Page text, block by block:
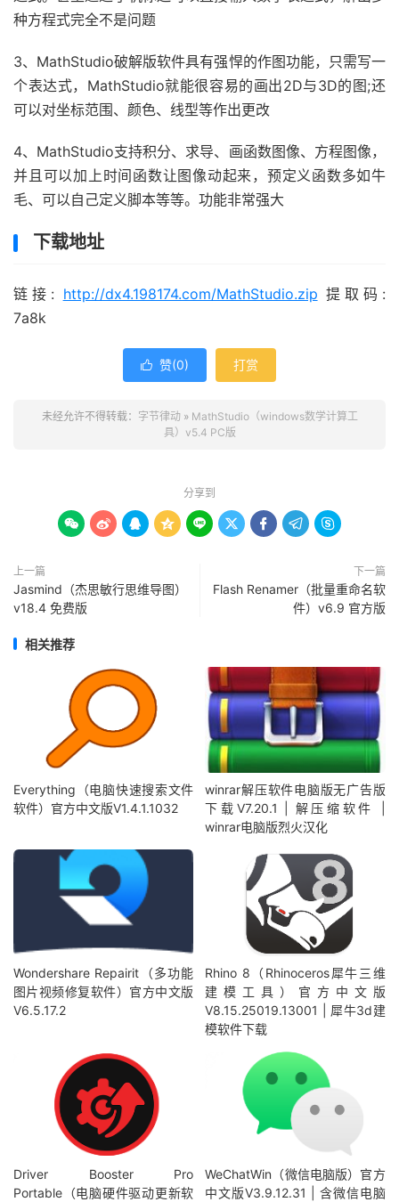
种方程式完全不是问题
3、MathStudio破解版软件具有强悍的作图功能，只需写一
个表达式，MathStudio就能很容易的画出2D与3D的图;还
可以对坐标范围、颜色、线型等作出更改
4、MathStudio支持积分、求导、画函数图像、方程图像，
并且可以加上时间函数让图像动起来，预定义函数多如牛
毛、可以自己定义脚本等等。功能非常强大
下载地址
链接: http://dx4.198174.com/MathStudio.zip 提取码:
7a8k
 赞(0) 打赏
未经允许不得转载： 字节律动» MathStudio（windows数学计算工
具）v5.4 PC版
分享到
        
上一篇
Jasmind（杰思敏行思维导图）
v18.4 免费版
下一篇
Flash Renamer（批量重命名软
件）v6.9 官方版
相关推荐
Everything（电脑快速搜索文件
软件）官方中文版V1.4.1.1032
winrar解压软件电脑版无广告版
下载V7.20.1 | 解压缩软件 |
winrar电脑版烈火汉化
Wondershare Repairit（多功能
图片视频修复软件）官方中文版
V6.5.17.2
Rhino 8（Rhinoceros犀牛三维
建模工具）官方中文版
V8.15.25019.13001 | 犀牛3d建
模软件下载
Driver Booster Pro
Portable（电脑硬件驱动更新软
WeChatWin（微信电脑版）官方
中文版V3.9.12.31 | 含微信电脑